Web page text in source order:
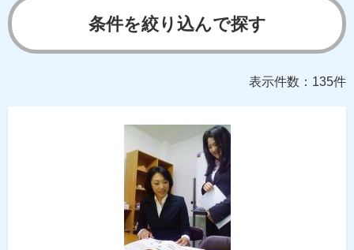
条件を絞り込んで探す
表示件数：135件